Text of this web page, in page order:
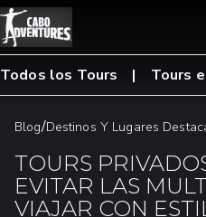
Todos los Tours Tours
Blog/Destinos Y Lugares
TOURS
EVITAR LAS
VIAJAR CON